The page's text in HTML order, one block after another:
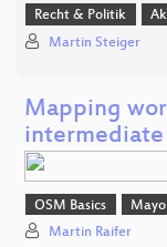
Recht & Politik
Martin Steiger
Mapping
intermediate
OSM Basics
Martin Raifer